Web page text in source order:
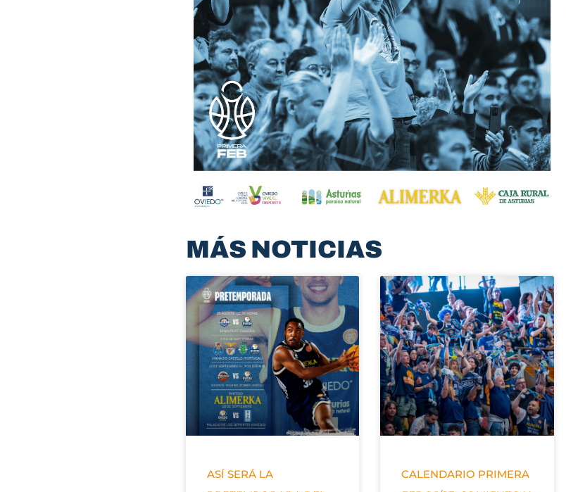
MÁS NOTICIAS
ASÍ SERÁ LA
CALENDARIO PRIMERA